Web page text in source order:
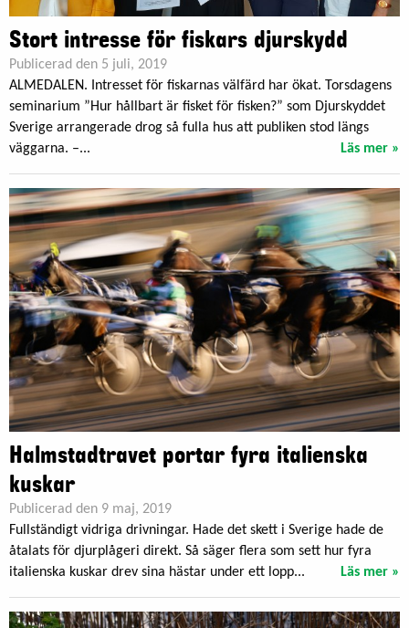
Stort intresse för fiskars djurskydd
Publicerad den 5 juli, 2019
ALMEDALEN. Intresset för fiskarnas välfärd har ökat. Torsdagens
seminarium ”Hur hållbart är fisket för fisken?” som Djurskyddet
Sverige arrangerade drog så fulla hus att publiken stod längs
väggarna. –...
Läs mer »
Halmstadtravet portar fyra italienska
kuskar
Publicerad den 9 maj, 2019
Fullständigt vidriga drivningar. Hade det skett i Sverige hade de
åtalats för djurplågeri direkt. Så säger flera som sett hur fyra
italienska kuskar drev sina hästar under ett lopp...
Läs mer »